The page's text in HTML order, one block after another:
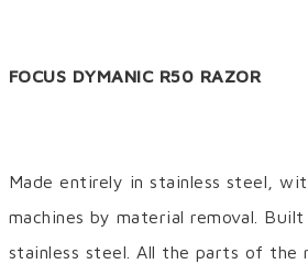
FOCUS DYMANIC R50 RAZOR
Made entirely in stainless steel,
machines by material removal.
stainless steel. All the parts of the